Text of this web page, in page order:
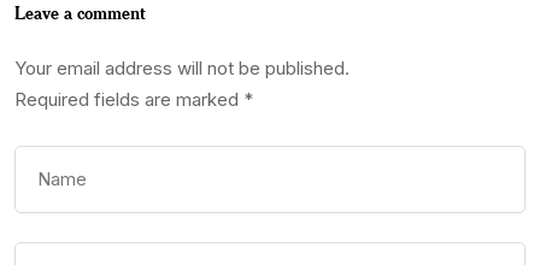
Leave a comment
Your email address will not be published.
Required fields are marked *